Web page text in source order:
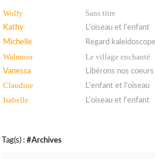
Wolfy Sans titre
Kathy
L'oiseau et l'enfant
Michelle
Regard kaleidoscope
Walmoor Le village enchanté
Vanessa Libérons nos coeurs
Claudine L'enfant et l'oiseau
Isabelle L'oiseau et l'enfant
Tag(s) : #Archives